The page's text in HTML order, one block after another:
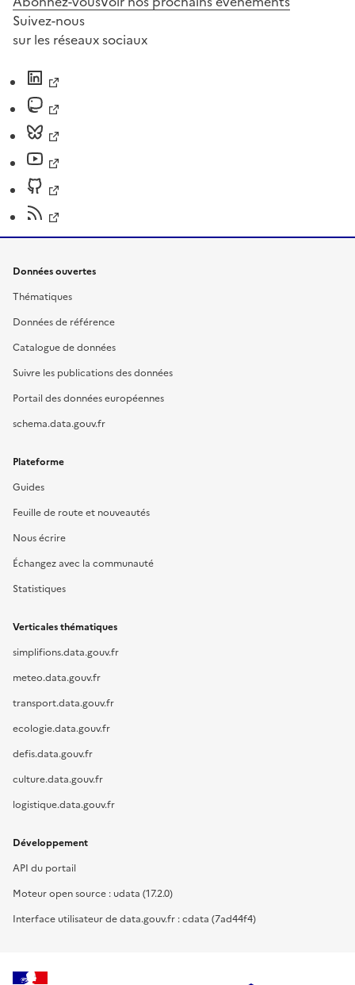
Suivez-nous
sur les réseaux sociaux
Données ouvertes
Thématiques
Données de référence
Catalogue de données
Suivre les publications des données
Portail des données européennes
schema.data.gouv.fr
Plateforme
Guides
Feuille de route et nouveautés
Nous écrire
Échangez avec la communauté
Statistiques
Verticales thématiques
simplifions.data.gouv.fr
meteo.data.gouv.fr
transport.data.gouv.fr
ecologie.data.gouv.fr
defis.data.gouv.fr
culture.data.gouv.fr
logistique.data.gouv.fr
Développement
API du portail
Moteur open source : udata (17.2.0)
Interface utilisateur de data.gouv.fr : cdata (7ad44f4)